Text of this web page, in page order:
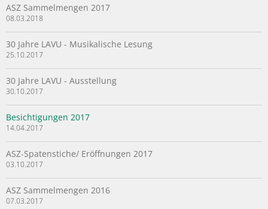
ASZ Sammelmengen 2017
08.03.2018
30 Jahre LAVU - Musikalische Lesung
25.10.2017
30 Jahre LAVU - Ausstellung
30.10.2017
Besichtigungen 2017
14.04.2017
ASZ-Spatenstiche/ Eröffnungen 2017
03.10.2017
ASZ Sammelmengen 2016
07.03.2017